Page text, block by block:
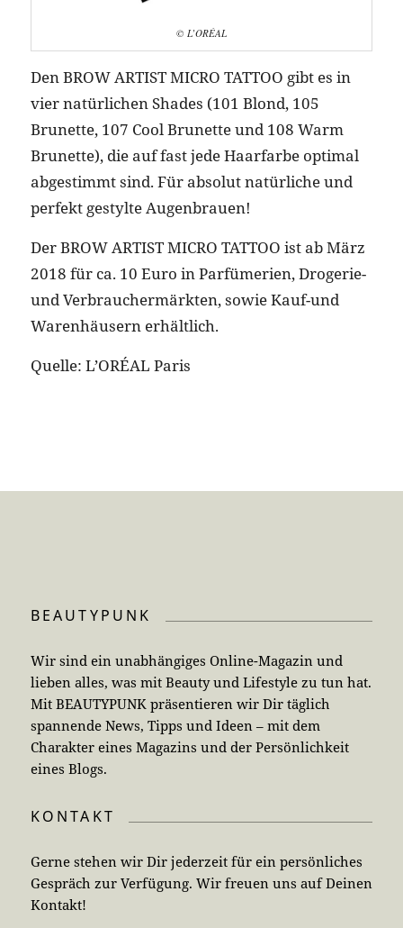
© L’ORÉAL
Den BROW ARTIST MICRO TATTOO gibt es in
vier natürlichen Shades (101 Blond, 105
Brunette, 107 Cool Brunette und 108 Warm
Brunette), die auf fast jede Haarfarbe optimal
abgestimmt sind. Für absolut natürliche und
perfekt gestylte Augenbrauen!
Der BROW ARTIST MICRO TATTOO ist ab März
2018 für ca. 10 Euro in Parfümerien, Drogerie-
und Verbrauchermärkten, sowie Kauf-und
Warenhäusern erhältlich.
Quelle: L’ORÉAL Paris
BEAUTYPUNK
Wir sind ein unabhängiges Online-Magazin und
lieben alles, was mit Beauty und Lifestyle zu tun hat.
Mit BEAUTYPUNK präsentieren wir Dir täglich
spannende News, Tipps und Ideen – mit dem
Charakter eines Magazins und der Persönlichkeit
eines Blogs.
KONTAKT
Gerne stehen wir Dir jederzeit für ein persönliches
Gespräch zur Verfügung. Wir freuen uns auf Deinen
Kontakt!